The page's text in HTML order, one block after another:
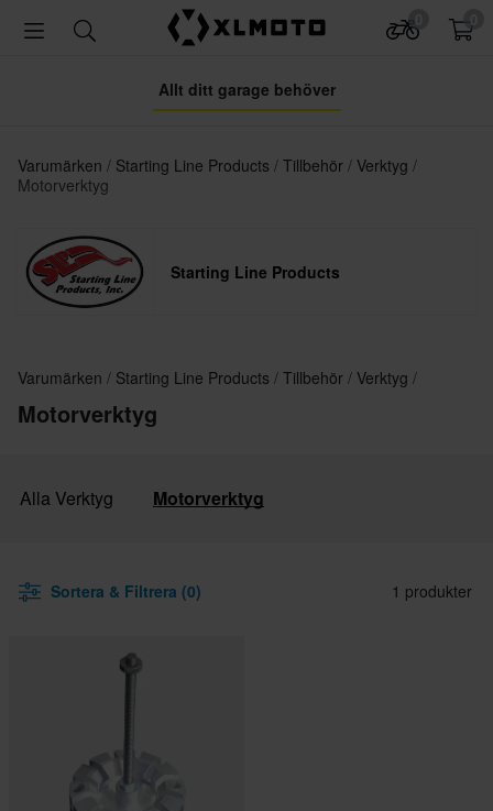
Allt ditt garage behöver
Varumärken Starting Line Products Tillbehör Verktyg
Motorverktyg
Starting Line Products
Varumärken Starting Line Products Tillbehör Verktyg
Motorverktyg
Alla Verktyg Motorverktyg
Sortera & Filtrera (0) 1 produkter